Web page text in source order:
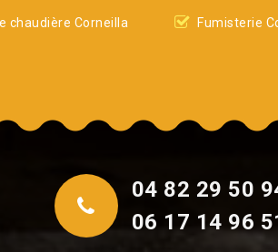
chaudière Corneilla
Fumisterie
04 82 29 50
06 17 14 96